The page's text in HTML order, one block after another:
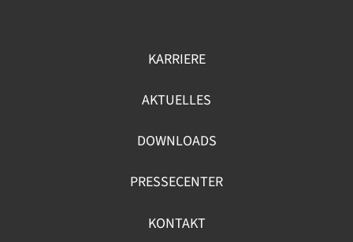
KARRIERE
AKTUELLES
DOWNLOADS
PRESSECENTER
KONTAKT